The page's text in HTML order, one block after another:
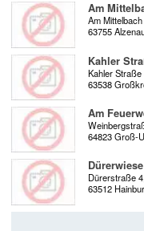
Am
Am Mittelbach
63755
Kahler
Kahler Straße
63538
Am
64823 Groß-
Dürerwiese
Dürerstraße
63512